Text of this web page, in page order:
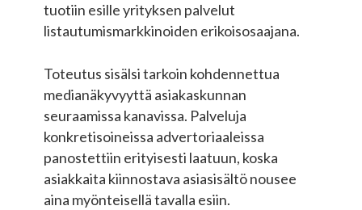
tuotiin esille yrityksen palvelut
listautumismarkkinoiden erikoisosaajana.
Toteutus sisälsi tarkoin kohdennettua
medianäkyvyyttä asiakaskunnan
seuraamissa kanavissa. Palveluja
konkretisoineissa advertoriaaleissa
panostettiin erityisesti laatuun, koska
asiakkaita kiinnostava asiasisältö nousee
aina myönteisellä tavalla esiin.